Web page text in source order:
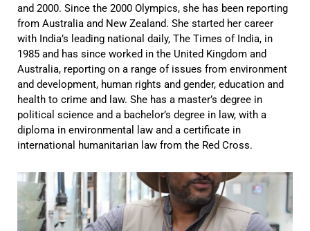
and 2000. Since the 2000 Olympics, she has been reporting
from Australia and New Zealand. She started her career
with India’s leading national daily, The Times of India, in
1985 and has since worked in the United Kingdom and
Australia, reporting on a range of issues from environment
and development, human rights and gender, education and
health to crime and law. She has a master’s degree in
political science and a bachelor’s degree in law, with a
diploma in environmental law and a certificate in
international humanitarian law from the Red Cross.